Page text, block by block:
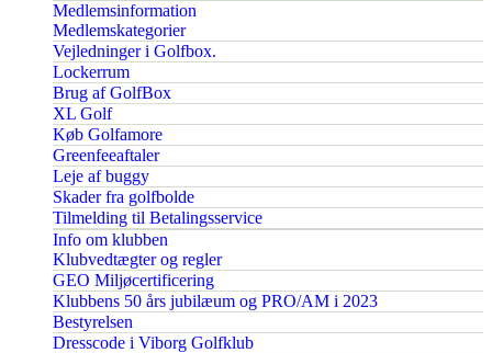
Medlemsinformation
Medlemskategorier
Vejledninger i Golfbox.
Lockerrum
Brug af GolfBox
XL Golf
Køb Golfamore
Greenfeeaftaler
Leje af buggy
Skader fra golfbolde
Tilmelding til Betalingsservice
Info om klubben
Klubvedtægter og regler
GEO Miljøcertificering
Klubbens 50 års jubilæum og PRO/AM i 2023
Bestyrelsen
Dresscode i Viborg Golfklub